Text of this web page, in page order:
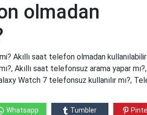
olmadan
Akıllı saat telefon olmadan
Akıllı saat telefonsuz arama yapar mı?,
Watch 7 telefonsuz kullanılır mı?,
Whatsapp Tumbler